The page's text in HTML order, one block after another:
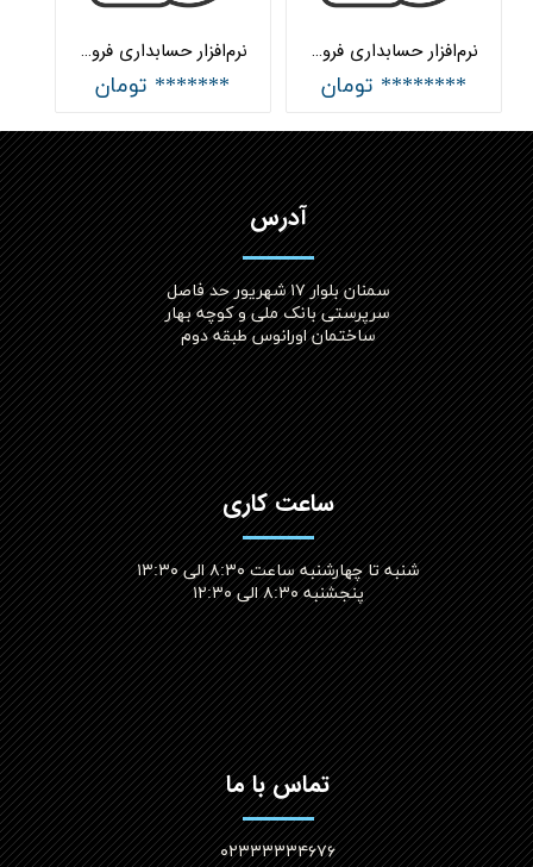
نرم‌افزار حسابداری فروشندگان مواد شیمیایی ساده هلو APEX
******* تومان
نرم‌افزار حسابداری فروشندگان مواد شیمیایی پیشرفته هلو APEX
******** تومان
آدرس
سمنان بلوار ۱۷ شهریور حد فاصل
سرپرستی بانک ملی و کوچه بهار
ساختمان اورانوس طبقه دوم
ساعت کاری
شنبه تا چهارشنبه ساعت ۸:۳۰ الی ۱۳:۳۰
پنجشنبه ۸:۳۰ الی ۱۲:۳۰​​​​​​​
تماس با ما
۰۲۳۳۳۳۳۴۶۷۶